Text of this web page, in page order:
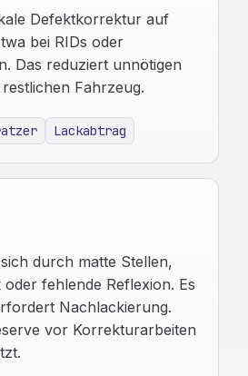
Defektkorrektur auf
bei RIDs oder
Das reduziert unnötigen
Fahrzeug.
Lackabtrag
durch matte Stellen,
fehlende Reflexion. Es
Nachlackierung.
vor Korrekturarbeiten